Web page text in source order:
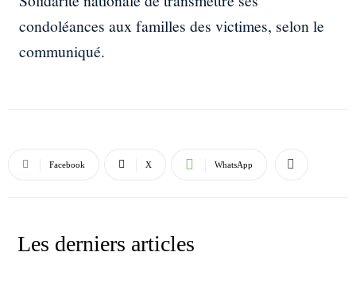
condoléances aux familles des victimes, selon le
communiqué.
Facebook X WhatsApp
Les derniers articles